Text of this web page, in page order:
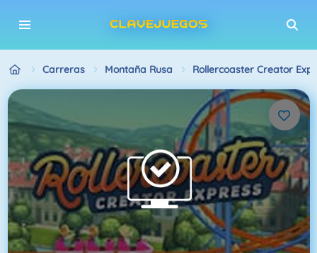
Carreras Montaña Rusa Rollercoaster Creator